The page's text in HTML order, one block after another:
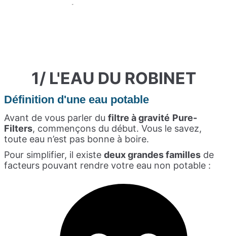
1/ L'EAU DU ROBINET
Définition d'une eau potable
Avant de vous parler du filtre àgravité Pure-
Filters, commençons du début. Vous le savez,
toute eau n’est pas bonne à boire.
Pour simplifier, il existe deux grandes familles de
facteurs pouvant rendre votre eau non potable :